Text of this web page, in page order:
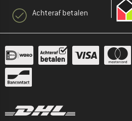
Achteraf betalen